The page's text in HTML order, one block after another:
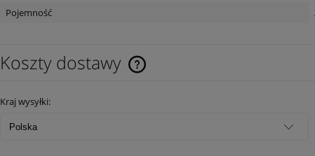
Pojemność
Koszty dostawy
Kraj wysyłki: